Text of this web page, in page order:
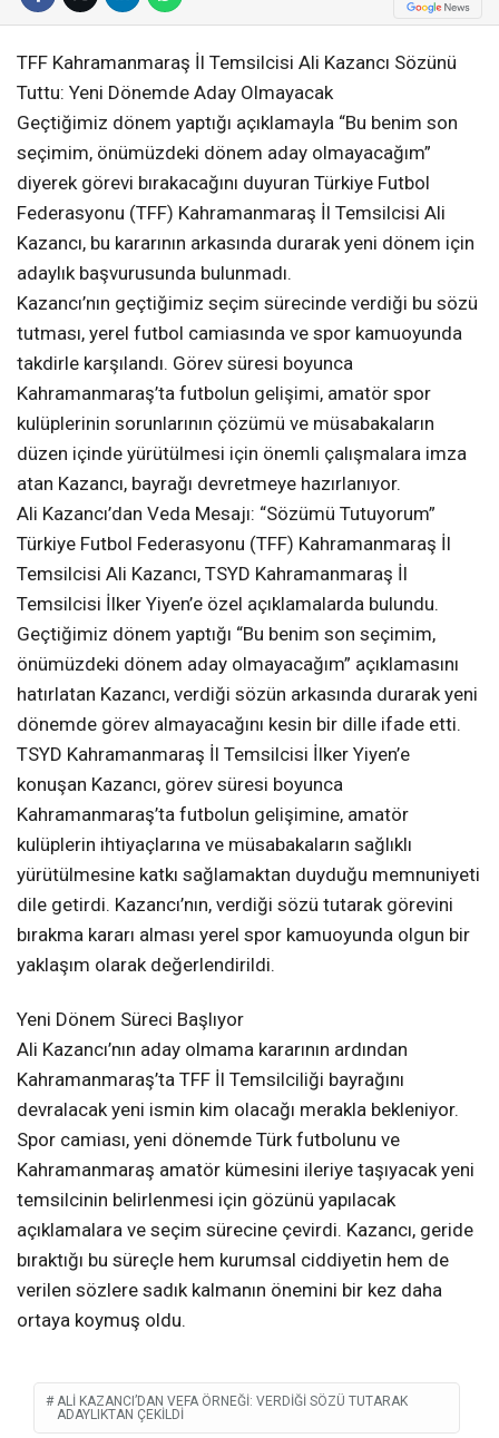
TFF Kahramanmaraş İl Temsilcisi Ali Kazancı Sözünü
Tuttu: Yeni Dönemde Aday Olmayacak
Geçtiğimiz dönem yaptığı açıklamayla “Bu benim son
seçimim, önümüzdeki dönem aday olmayacağım”
diyerek görevi bırakacağını duyuran Türkiye Futbol
Federasyonu (TFF) Kahramanmaraş İl Temsilcisi Ali
Kazancı, bu kararının arkasında durarak yeni dönem için
adaylık başvurusunda bulunmadı.
Kazancı’nın geçtiğimiz seçim sürecinde verdiği bu sözü
tutması, yerel futbol camiasında ve spor kamuoyunda
takdirle karşılandı. Görev süresi boyunca
Kahramanmaraş’ta futbolun gelişimi, amatör spor
kulüplerinin sorunlarının çözümü ve müsabakaların
düzen içinde yürütülmesi için önemli çalışmalara imza
atan Kazancı, bayrağı devretmeye hazırlanıyor.
Ali Kazancı’dan Veda Mesajı: “Sözümü Tutuyorum”
Türkiye Futbol Federasyonu (TFF) Kahramanmaraş İl
Temsilcisi Ali Kazancı, TSYD Kahramanmaraş İl
Temsilcisi İlker Yiyen’e özel açıklamalarda bulundu.
Geçtiğimiz dönem yaptığı “Bu benim son seçimim,
önümüzdeki dönem aday olmayacağım” açıklamasını
hatırlatan Kazancı, verdiği sözün arkasında durarak yeni
dönemde görev almayacağını kesin bir dille ifade etti.
TSYD Kahramanmaraş İl Temsilcisi İlker Yiyen’e
konuşan Kazancı, görev süresi boyunca
Kahramanmaraş’ta futbolun gelişimine, amatör
kulüplerin ihtiyaçlarına ve müsabakaların sağlıklı
yürütülmesine katkı sağlamaktan duyduğu memnuniyeti
dile getirdi. Kazancı’nın, verdiği sözü tutarak görevini
bırakma kararı alması yerel spor kamuoyunda olgun bir
yaklaşım olarak değerlendirildi.
Yeni Dönem Süreci Başlıyor
Ali Kazancı’nın aday olmama kararının ardından
Kahramanmaraş’ta TFF İl Temsilciliği bayrağını
devralacak yeni ismin kim olacağı merakla bekleniyor.
Spor camiası, yeni dönemde Türk futbolunu ve
Kahramanmaraş amatör kümesini ileriye taşıyacak yeni
temsilcinin belirlenmesi için gözünü yapılacak
açıklamalara ve seçim sürecine çevirdi. Kazancı, geride
bıraktığı bu süreçle hem kurumsal ciddiyetin hem de
verilen sözlere sadık kalmanın önemini bir kez daha
ortaya koymuş oldu.
ALI KAZANCI’DAN VEFA ÖRNEĞI: VERDIĞI SÖZÜ TUTARAK
ADAYLIKTAN ÇEKILDI